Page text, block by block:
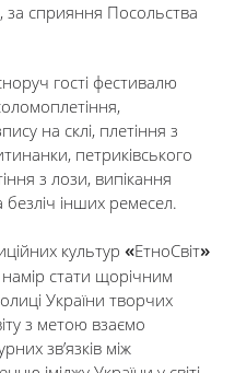
за сприяння Посольства
гості фестивалю
на склі, плетіння з
петриківського
з лози, випікання
безліч інших ремесел.
культур «ЕтноСвіт»
стати щорічним
України творчих
з метою взаємо
зв’язків між